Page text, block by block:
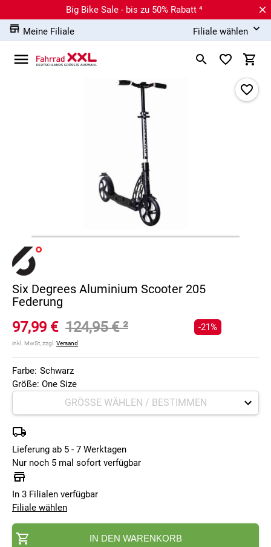
Big Bike Sale - bis zu 50% Rabatt ⁴
Meine Filiale
Filiale wählen
Six Degrees Aluminium Scooter 205
Federung
97,99 € 124,95 €²
inkl. MwSt, zzgl. Versand
-21%
Farbe: Schwarz
Größe: One Size
Lieferung ab 5 - 7 Werktagen
Nur noch 5 mal sofort verfügbar
In 3 Filialen verfügbar
Filiale wählen
IN DEN WARENKORB